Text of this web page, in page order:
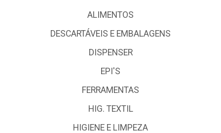
ALIMENTOS
DESCARTÁVEIS E EMBALAGENS
DISPENSER
EPI'S
FERRAMENTAS
HIG. TEXTIL
HIGIENE E LIMPEZA